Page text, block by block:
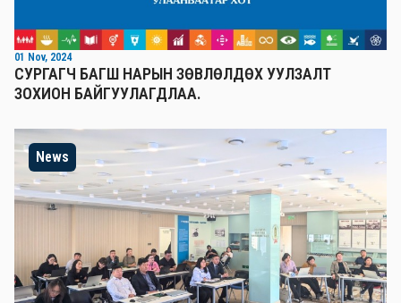
01 Nov, 2024
СУРГАГЧ БАГШ НАРЫН ЗӨВЛӨЛДӨХ УУЛЗАЛТ
ЗОХИОН БАЙГУУЛАГДЛАА.
News